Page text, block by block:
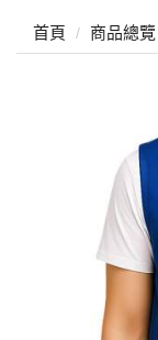
首頁 商品總覽